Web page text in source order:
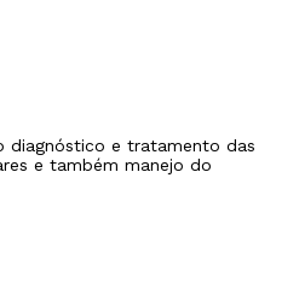
diagnóstico e tratamento das
e também manejo do